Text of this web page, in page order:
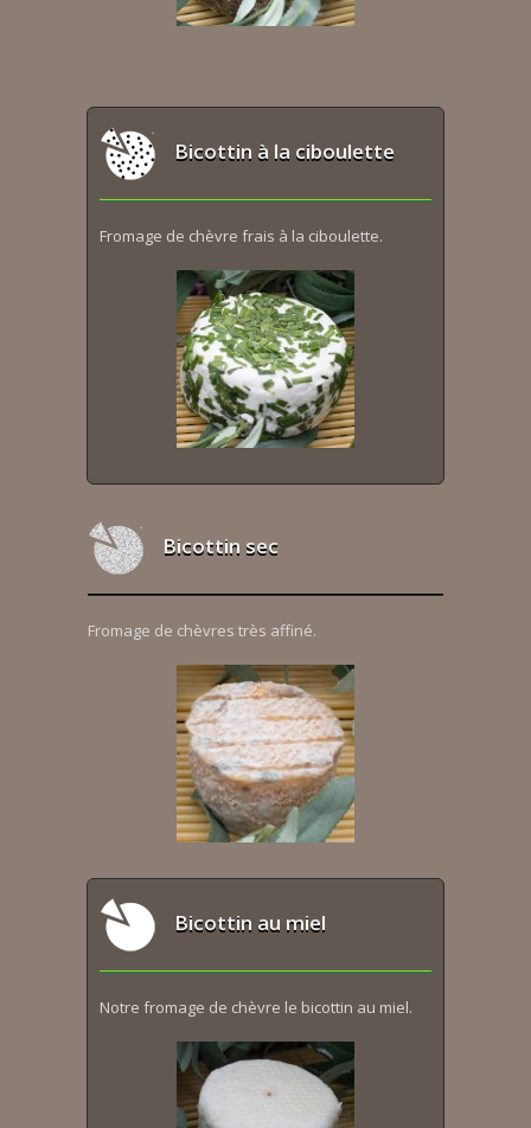
Bicottin à la ciboulette
Fromage de chèvre frais à la ciboulette.
Bicottin sec
Fromage de chèvres très affiné.
Bicottin au miel
Notre fromage de chèvre le bicottin au miel.